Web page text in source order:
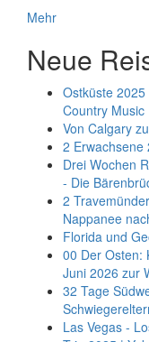
Mehr
Neue
Ostküste
Country Music
Von Calgary
2 Erwachsene
Drei Wochen
- Die
2
Nappanee
Florida und
00 Der Osten:
Juni 2026 zur
32 Tage
Las Vegas -